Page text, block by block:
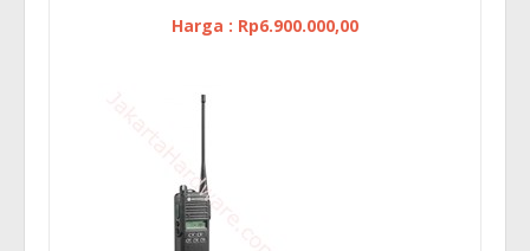
Harga : Rp6.900.000,00